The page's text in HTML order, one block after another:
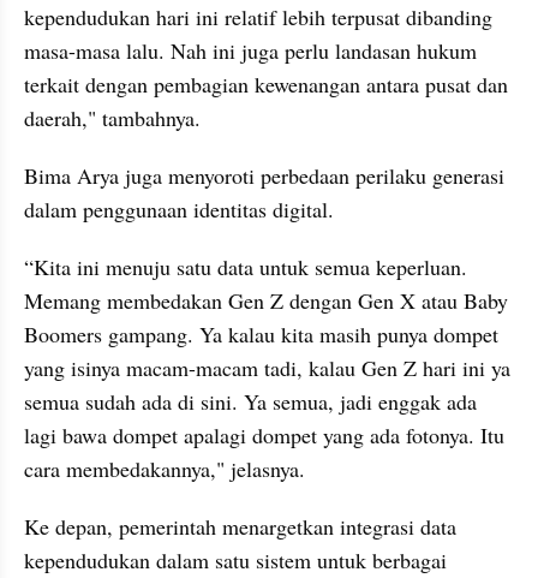
kependudukan hari ini relatif lebih terpusat dibanding
masa-masa lalu. Nah ini juga perlu landasan hukum
terkait dengan pembagian kewenangan antara pusat dan
daerah," tambahnya.
Bima Arya juga menyoroti perbedaan perilaku generasi
dalam penggunaan identitas digital.
“Kita ini menuju satu data untuk semua keperluan.
Memang membedakan Gen Z dengan Gen X atau Baby
Boomers gampang. Ya kalau kita masih punya dompet
yang isinya macam-macam tadi, kalau Gen Z hari ini ya
semua sudah ada di sini. Ya semua, jadi enggak ada
lagi bawa dompet apalagi dompet yang ada fotonya. Itu
cara membedakannya," jelasnya.
Ke depan, pemerintah menargetkan integrasi data
kependudukan dalam satu sistem untuk berbagai